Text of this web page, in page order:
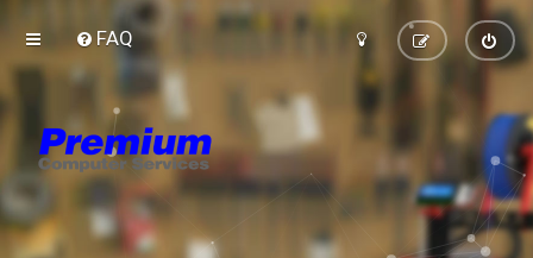
FAQ